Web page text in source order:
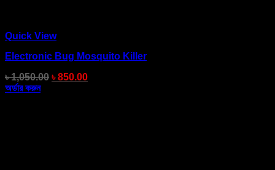
Quick View
Electronic Bug Mosquito Killer
৳1,050.00 ৳850.00
অর্ডার করুন